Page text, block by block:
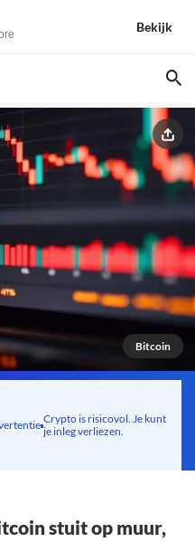
Bekijk
Bitcoin
Crypto is risicovol. Je kunt
je inleg verliezen.
stuit op muur,